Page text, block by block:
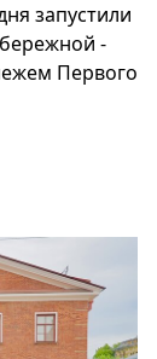
запустили
-
Первого